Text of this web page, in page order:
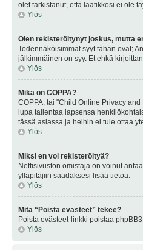
olet tarkistanut, että laatikkosi ei ole
Ylös
Olen rekisteröitynyt joskus, mutta
Todennäköisimmät syyt tähän ovat;
jälkimmäinen on syy. Et ehkä
Ylös
Mikä on COPPA?
COPPA, tai "Child Online Privacy
lupa tallentaa lapsensa
tässä asiassa ja heihin ei tule ottaa
Ylös
Miksi en voi rekisteröityä?
Nettisivuston omistaja on voinut
ylläpitäjiin saadaksesi lisää tietoa.
Ylös
Mitä “Poista evästeet” tekee?
Poista evästeet-linkki poistaa
Ylös